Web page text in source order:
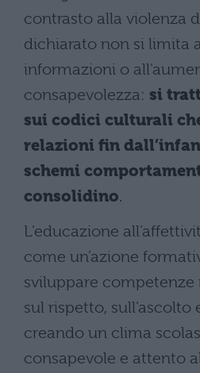
contrasto alla violenza
dichiarato non si limita
informazioni o
consapevolezza: si
sui codici culturali
relazioni fin
schemi
consolidino.
L’educazione
come un’azione
sviluppare competenze
sul rispetto, sull’ascolto
creando un clima
consapevole e attento